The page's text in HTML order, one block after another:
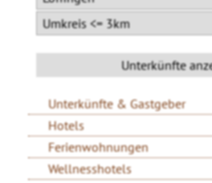
Unterkünfte & Gastgeber
Hotels
Ferienwohnungen
Wellnesshotels